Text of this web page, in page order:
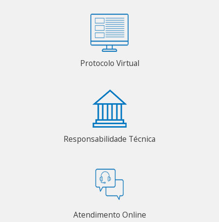
Protocolo Virtual
Responsabilidade Técnica
Atendimento Online